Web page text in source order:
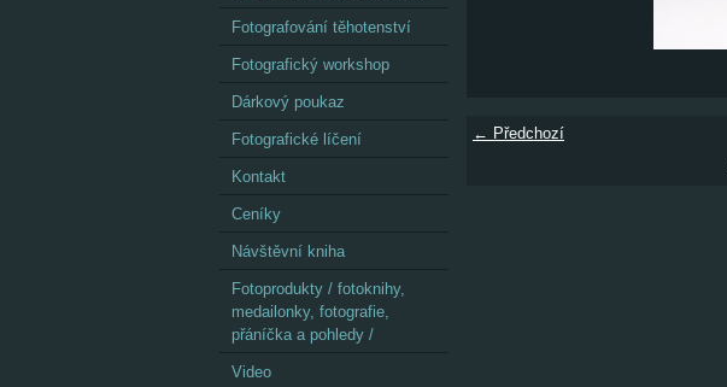
← Předchozí
Fotografování těhotenství
Fotografický workshop
Dárkový poukaz
Fotografické líčení
Kontakt
Ceníky
Návštěvní kniha
Fotoprodukty / fotoknihy,
medailonky, fotografie,
přáníčka a pohledy /
Video